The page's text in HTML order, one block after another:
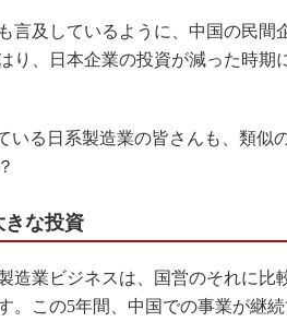
植物工場
グローバル設
言及しているように、中国の民間
り、日本企業の投資が減った時期
る日系製造業の皆さんも、類似
きな投資
業ビジネスは、国営のそれに比
。この5年間、中国での事業が継